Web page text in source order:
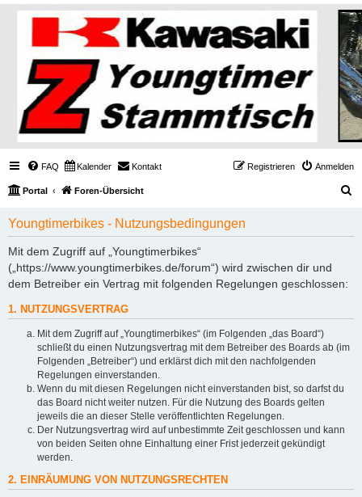
FAQ Kalender Kontakt Anmelden
Registrieren
Portal Foren-Übersicht
Youngtimerbikes - Nutzungsbedingungen
Mit dem Zugriff auf „Youngtimerbikes“
(„https://www.youngtimerbikes.de/forum“) wird zwischen dir und
dem Betreiber ein Vertrag mit folgenden Regelungen geschlossen:
1. NUTZUNGSVERTRAG
Mit dem Zugriff auf „Youngtimerbikes“ (im Folgenden „das Board“)
schließt du einen Nutzungsvertrag mit dem Betreiber des Boards ab (im
Folgenden „Betreiber“) und erklärst dich mit den nachfolgenden
Regelungen einverstanden.
Wenn du mit diesen Regelungen nicht einverstanden bist, so darfst du
das Board nicht weiter nutzen. Für die Nutzung des Boards gelten
jeweils die an dieser Stelle veröffentlichten Regelungen.
Der Nutzungsvertrag wird auf unbestimmte Zeit geschlossen und kann
von beiden Seiten ohne Einhaltung einer Frist jederzeit gekündigt
werden.
2. EINRÄUMUNG VON NUTZUNGSRECHTEN